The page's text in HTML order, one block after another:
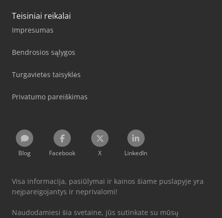
Teisiniai reikalai
Impresumas
Bendrosios sąlygos
Turgavietės taisyklės
Privatumo pareiškimas
Blog Facebook X LinkedIn
Visa informacija, pasiūlymai ir kainos šiame puslapyje yra
neįpareigojantys ir neprivalomi!
Naudodamiesi šia svetaine, jūs sutinkate su mūsų